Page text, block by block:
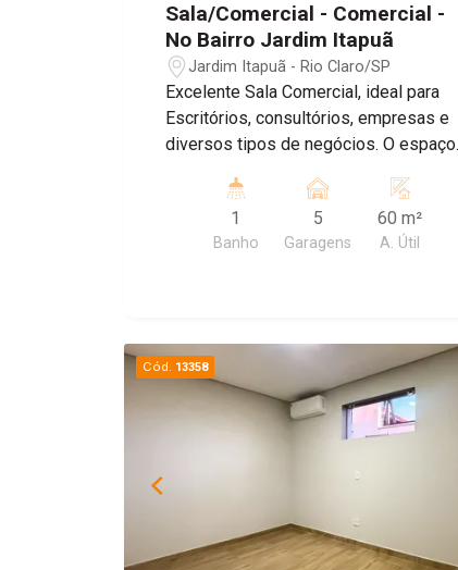
Sala/Comercial - Comercial -
No Bairro Jardim Itapuã
Jardim Itapuã - Rio Claro/SP
Excelente Sala Comercial, ideal para
Escritórios, consultórios, empresas e
diversos tipos de negócios. O espaço
distribuído , banheiro Privativo, ar
condicionado, proporcionando mais
conforto para o dia dia , e Sistema de
1
Banho
5
Garagens
60 m²
A. Útil
Cód. 13358